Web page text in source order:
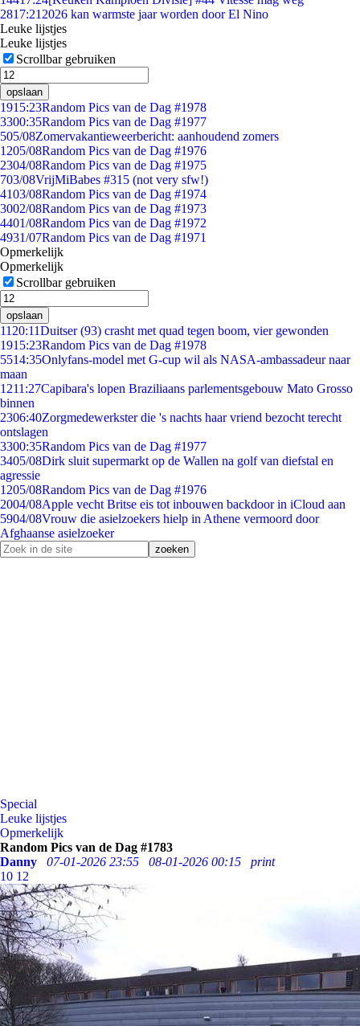
2817:21 2026 kan warmste jaar worden door El Nino
Leuke lijstjes
Leuke lijstjes
Scrollbar gebruiken
opslaan
1915:23Random Pics van de Dag #1978
3300:35Random Pics van de Dag #1977
505/08Zomervakantieweerbericht: aanhoudend zomers
1205/08Random Pics van de Dag #1976
2304/08Random Pics van de Dag #1975
703/08VrijMiBabes #315 (not very sfw!)
4103/08Random Pics van de Dag #1974
3002/08Random Pics van de Dag #1973
4401/08Random Pics van de Dag #1972
4931/07Random Pics van de Dag #1971
Opmerkelijk
Opmerkelijk
Scrollbar gebruiken
opslaan
11 20:11Duitser (93) crasht met quad tegen boom, vier gewonden
1915:23Random Pics van de Dag #1978
5514:35Onlyfans-model met G-cup wil als NASA-ambassadeur naar
maan
1211:27Capibara's lopen Braziliaans parlementsgebouw Mato Grosso
binnen
2306:40Zorgmedewerkster die 's nachts haar vriend bezocht terecht
ontslagen
3300:35Random Pics van de Dag #1977
3405/08Dirk sluit supermarkt op de Wallen na golf van diefstal en
agressie
1205/08Random Pics van de Dag #1976
2004/08Apple vecht Britse eis tot inbouwen backdoor in iCloud aan
5904/08Vrouw die asielzoekers hielp in Athene vermoord door
Afghaanse asielzoeker
Special
Leuke lijstjes
Opmerkelijk
Random Pics van de Dag #1783
Danny
07-01-2026 23:55 08-01-2026 00:15
print
10 12